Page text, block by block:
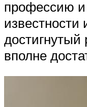
профессию
известности
достигнутый
вполне